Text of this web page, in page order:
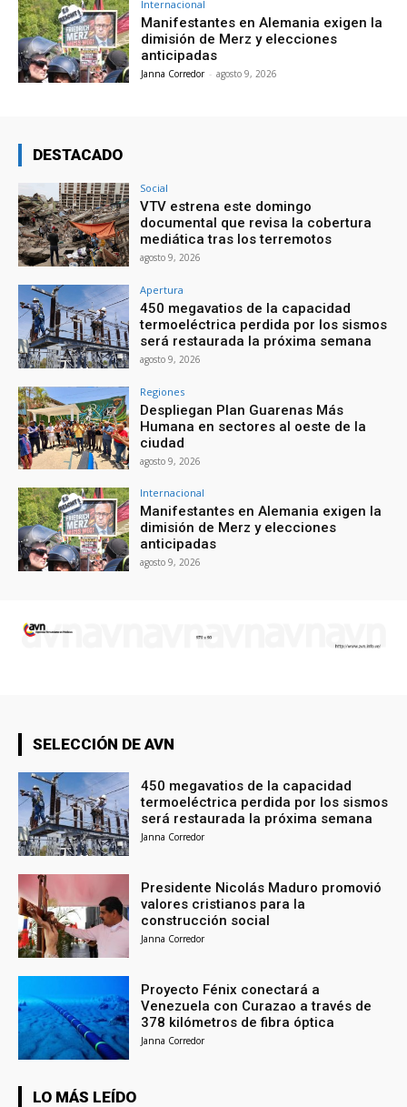
Internacional
Manifestantes en Alemania exigen la
dimisión de Merz y elecciones
anticipadas
Janna Corredor - agosto 9, 2026
DESTACADO
Social
VTV estrena este domingo
documental que revisa la cobertura
mediática tras los terremotos
agosto 9, 2026
Apertura
450 megavatios de la capacidad
termoeléctrica perdida por los sismos
será restaurada la próxima semana
agosto 9, 2026
Regiones
Despliegan Plan Guarenas Más
Humana en sectores al oeste de la
ciudad
agosto 9, 2026
Internacional
Manifestantes en Alemania exigen la
dimisión de Merz y elecciones
anticipadas
agosto 9, 2026
SELECCIÓN DE AVN
450 megavatios de la capacidad
termoeléctrica perdida por los sismos
será restaurada la próxima semana
Janna Corredor
Presidente Nicolás Maduro promovió
valores cristianos para la
construcción social
Janna Corredor
Proyecto Fénix conectará a
Venezuela con Curazao a través de
378 kilómetros de fibra óptica
Janna Corredor
LO MÁS LEÍDO